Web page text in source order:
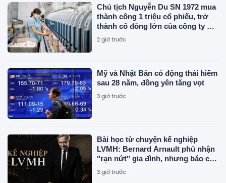
Chủ tịch Nguyễn Du SN 1972 mua
thành công 1 triệu cổ phiếu, trở
thành cổ đông lớn của công ty dệt
may Hoàng Thị Loan
2 giờ trước
Mỹ và Nhật Bản có động thái hiếm
sau 28 năm, đồng yên tăng vọt
3 giờ trước
Bài học từ chuyện kế nghiệp
LVMH: Bernard Arnault phủ nhận
"rạn nứt" gia đình, nhưng báo cáo
tài chính của chính công ty lại kể
chuyện khác
3 giờ trước